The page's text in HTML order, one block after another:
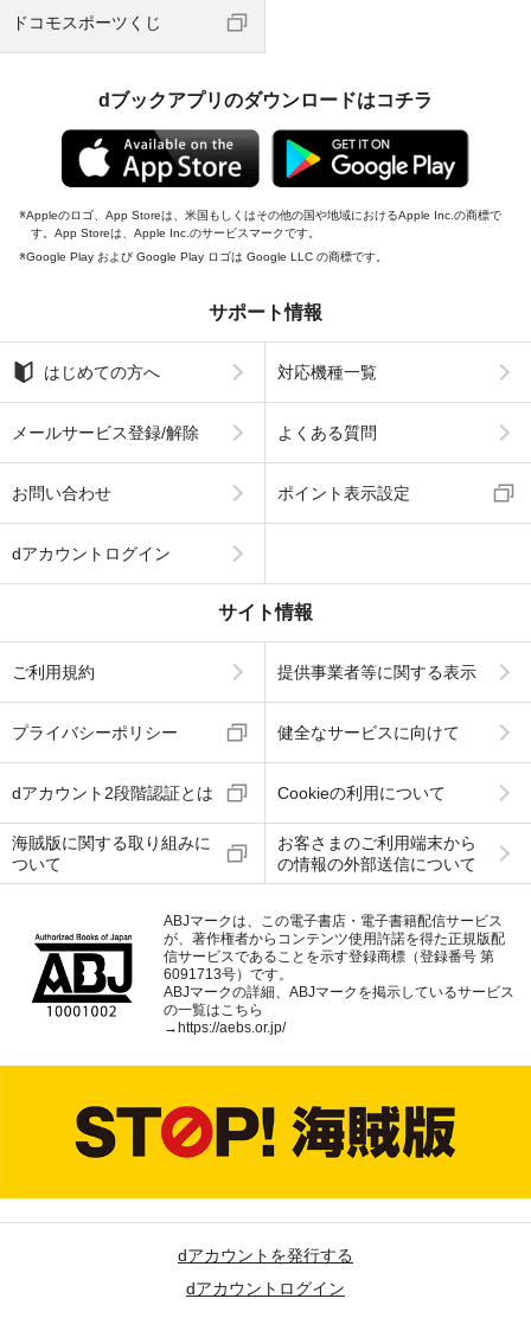
ドコモスポーツくじ
dブックアプリのダウンロードはコチラ
Appleのロゴ、App Storeは、米国もしくはその他の国や地域におけるApple Inc.の商標で
す。App Storeは、Apple Inc.のサービスマークです。
Google Play および Google Play ロゴは Google LLC の商標です。
サポート情報
はじめての方へ 対応機種一覧
メールサービス登録/解除 よくある質問
お問い合わせ ポイント表示設定
dアカウントログイン
サイト情報
ご利用規約 提供事業者等に関する表示
プライバシーポリシー 健全なサービスに向けて
dアカウント2段階認証とは Cookieの利用について
海賊版に関する取り組みに
ついて
お客さまのご利用端末から
の情報の外部送信について
ABJマークは、この電子書店・電子書籍配信サービス
が、著作権者からコンテンツ使用許諾を得た正規版配
信サービスであることを示す登録商標（登録番号 第
6091713号）です。
ABJマークの詳細、ABJマークを掲示しているサービス
の一覧はこちら
→ https://aebs.or.jp/
dアカウントを発行する
dアカウントログイン